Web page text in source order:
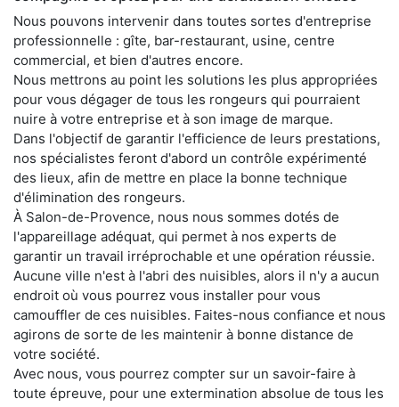
Nous pouvons intervenir dans toutes sortes d'entreprise
professionnelle : gîte, bar-restaurant, usine, centre
commercial, et bien d'autres encore.
Nous mettrons au point les solutions les plus appropriées
pour vous dégager de tous les rongeurs qui pourraient
nuire à votre entreprise et à son image de marque.
Dans l'objectif de garantir l'efficience de leurs prestations,
nos spécialistes feront d'abord un contrôle expérimenté
des lieux, afin de mettre en place la bonne technique
d'élimination des rongeurs.
À Salon-de-Provence, nous nous sommes dotés de
l'appareillage adéquat, qui permet à nos experts de
garantir un travail irréprochable et une opération réussie.
Aucune ville n'est à l'abri des nuisibles, alors il n'y a aucun
endroit où vous pourrez vous installer pour vous
camouffler de ces nuisibles. Faites-nous confiance et nous
agirons de sorte de les maintenir à bonne distance de
votre société.
Avec nous, vous pourrez compter sur un savoir-faire à
toute épreuve, pour une extermination absolue de tous les